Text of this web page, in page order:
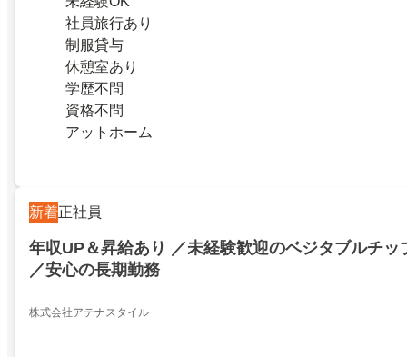
社員旅行あり
制服貸与
休憩室あり
学歴不問
資格不問
アットホーム
新着正社員
年収UP＆昇給あり ／未経験歓迎のベジタブルチッ
／安心の長期勤務
株式会社アテナスタイル